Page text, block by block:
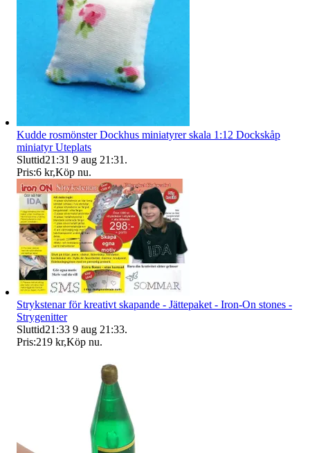
Kudde rosmönster Dockhus miniatyrer skala 1:12 Dockskåp
miniatyr Uteplats
Sluttid21:31 9 aug 21:31 .
Pris:6 kr,Köp nu.
Strykstenar för kreativt skapande - Jättepaket - Iron-On stones -
Strygenitter
Sluttid21:33 9 aug 21:33.
Pris:219 kr,Köp nu.